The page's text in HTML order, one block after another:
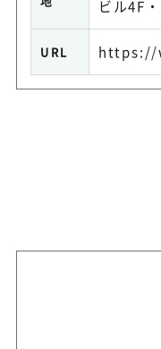
ビル4F
URL https://